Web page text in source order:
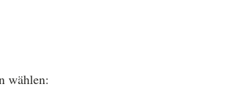
wählen: